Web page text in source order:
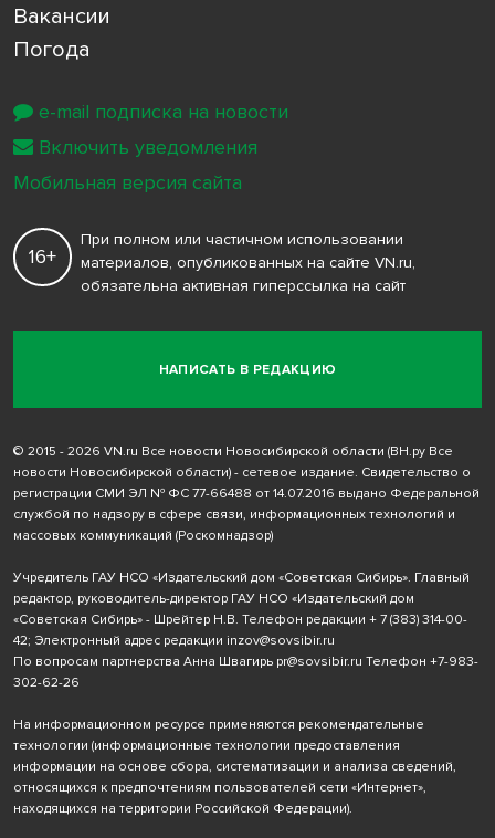
Вакансии
Погода
НАПИСАТЬ В РЕДАКЦИЮ
16+
При полном или частичном использовании
материалов, опубликованных на сайте VN.ru,
обязательна активная гиперссылка на сайт
© 2015 - 2026 VN.ru Все новости Новосибирской области (ВН.ру Все
новости Новосибирской области) - сетевое издание. Свидетельство о
регистрации СМИ ЭЛ № ФС 77-66488 от 14.07.2016 выдано Федеральной
службой по надзору в сфере связи, информационных технологий и
массовых коммуникаций (Роскомнадзор)
Учредитель ГАУ НСО «Издательский дом «Советская Сибирь». Главный
редактор, руководитель-директор ГАУ НСО «Издательский дом
«Советская Сибирь» - Шрейтер Н.В. Телефон редакции + 7 (383) 314-00-
42; Электронный адрес редакции inzov@sovsibir.ru
По вопросам партнерства Анна Швагирь pr@sovsibir.ru Телефон +7-983-
302-62-26
На информационном ресурсе применяются рекомендательные
технологии (информационные технологии предоставления
информации на основе сбора, систематизации и анализа сведений,
относящихся к предпочтениям пользователей сети «Интернет»,
находящихся на территории Российской Федерации).
e-mail подписка на новости
Включить уведомления
Мобильная версия сайта